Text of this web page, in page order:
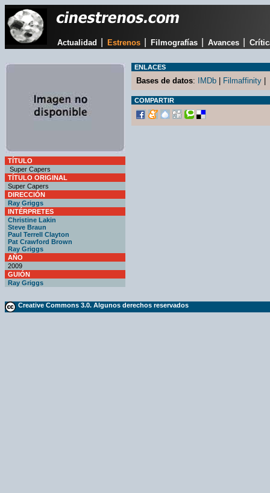
Actualidad Estrenos Filmografías Avances
TÍTULO
Super Capers
TÍTULO ORIGINAL
Super Capers
DIRECCIÓN
Ray Griggs
INTÉRPRETES
Christine Lakin
Steve Braun
Paul Terrell Clayton
Pat Crawford Brown
Ray Griggs
AÑO
2009
GUIÓN
Ray Griggs
ENLACES
Bases de datos: IMDb Filmaffinity
COMPARTIR
Creative Commons 3.0. Algunos derechos reservados